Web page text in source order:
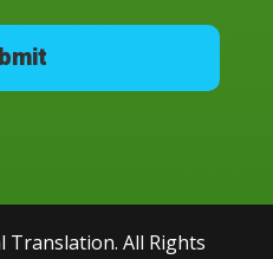
Translation. All Rights